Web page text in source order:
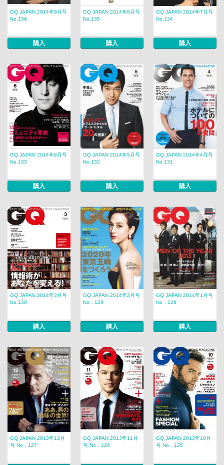
GQ JAPAN 2014年9月号
No.136
購入
GQ JAPAN 2014年8月号
No.135
購入
GQ JAPAN 2014年7月号
No.134
購入
GQ JAPAN 2014年6月号
No.133
購入
GQ JAPAN 2014年5月号
No.132
購入
GQ JAPAN 2014年4月号
No.131
購入
GQ JAPAN 2014年3月号
No.130
購入
GQ JAPAN 2014年2月号
No．129
購入
GQ JAPAN 2014年1月号
No．128
購入
GQ JAPAN 2013年12月
号 No．127
GQ JAPAN 2013年11月
号 No．126
GQ JAPAN 2013年10月
号 No．125